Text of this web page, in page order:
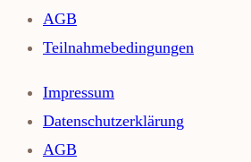
AGB
Teilnahmebedingungen
Impressum
Datenschutzerklärung
AGB